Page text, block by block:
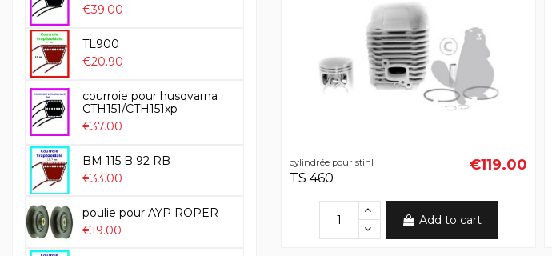
cylindrée pour stihl
TS 460
€119.00
Add to cart
€39.00
TL900
€20.90
courroie pour husqvarna
CTH151/CTH151xp
€37.00
BM 115 B 92 RB
€33.00
poulie pour AYP ROPER
€19.00